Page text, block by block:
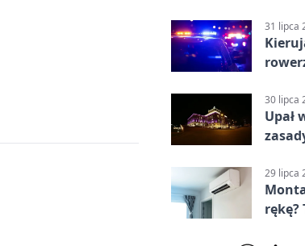
31 lipca
30 lipca
Upał
29 lipca
rękę?